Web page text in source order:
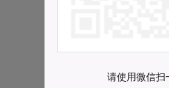
请使用微信扫